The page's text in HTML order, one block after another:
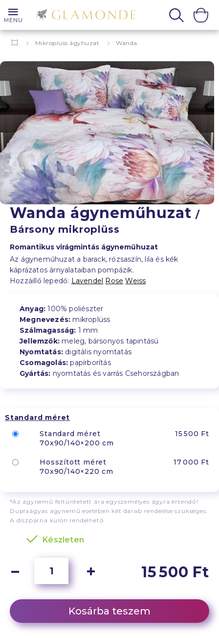
MENU
Mikroplüss ágyhuzat Wanda
Wanda ágyneműhuzat/
Bársony mikroplüss
Romantikus virágmintás ágyneműhuzat
Az ágyneműhuzat a barack, rózsaszín, lila és kék
káprázatos árnyalataiban pompázik.
Hozzáillő lepedő: Lavendel Rose Weiss
Anyag: 100% poliészter
Megnevezés: mikroplüss
Szálmagasság: 1 mm
Jellemzők: meleg, bársonyos tapintású
Nyomtatás: digitális nyomtatás
Csomagolás: papírborítás
Gyártás: nyomtatás és varrás Csehországban
Standard méret
Standard méret
70x90/140×200 cm
15 500 Ft
Hosszított méret
70x90/140×220 cm
17 000 Ft
*Az ágynemű feltüntetett ára egyszemélyes ágyra értendő!
Duplaágyas ágynemű esetében két darab rendelése szükséges.
A díszpárna külön rendelhető.
Készleten
15 500 Ft
Kosárba teszem